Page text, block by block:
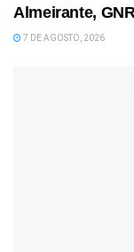
Almeirante,
7 DE AGOSTO, 2026